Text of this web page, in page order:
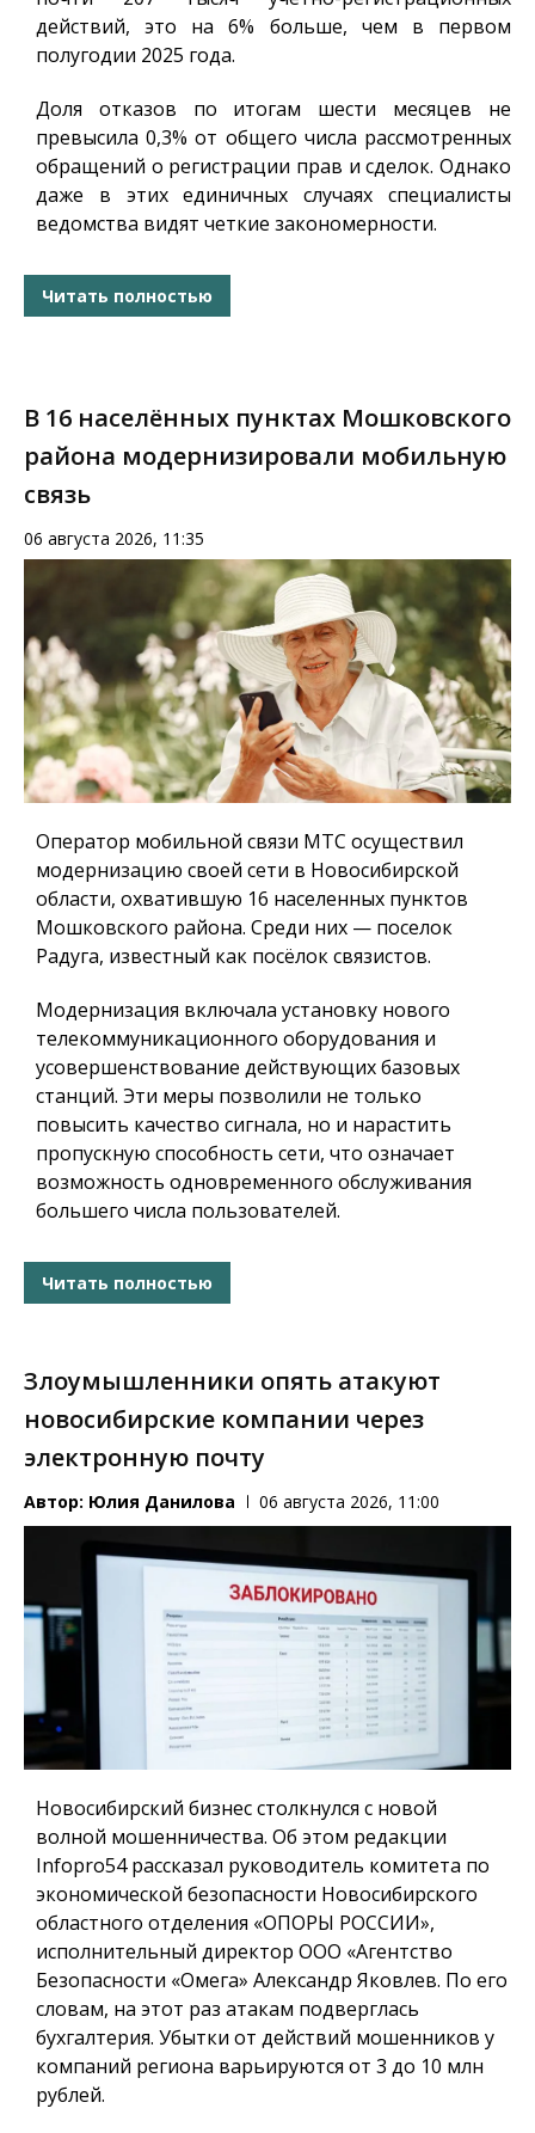
действий, это на 6% больше, чем в первом
полугодии 2025 года.
Доля отказов по итогам шести месяцев не
превысила 0,3% от общего числа рассмотренных
обращений о регистрации прав и сделок. Однако
даже в этих единичных случаях специалисты
ведомства видят четкие закономерности.
Читать полностью
В 16 населённых пунктах Мошковского
района модернизировали мобильную
связь
06 августа 2026, 11:35
Оператор мобильной связи МТС осуществил
модернизацию своей сети в Новосибирской
области, охватившую 16 населенных пунктов
Мошковского района. Среди них — поселок
Радуга, известный как посёлок связистов.
Модернизация включала установку нового
телекоммуникационного оборудования и
усовершенствование действующих базовых
станций. Эти меры позволили не только
повысить качество сигнала, но и нарастить
пропускную способность сети, что означает
возможность одновременного обслуживания
большего числа пользователей.
Читать полностью
Злоумышленники опять атакуют
новосибирские компании через
электронную почту
Автор: Юлия Данилова 06 августа 2026, 11:00
Новосибирский бизнес столкнулся с новой
волной мошенничества. Об этом редакции
Infopro54 рассказал руководитель комитета по
экономической безопасности Новосибирского
областного отделения «ОПОРЫ РОССИИ»,
исполнительный директор ООО «Агентство
Безопасности «Омега» Александр Яковлев. По его
словам, на этот раз атакам подверглась
бухгалтерия. Убытки от действий мошенников у
компаний региона варьируются от 3 до 10 млн
рублей.